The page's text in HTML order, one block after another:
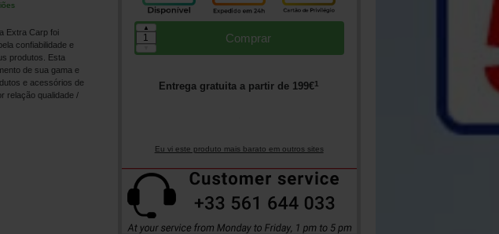
Extra Carp foi
confiabilidade e
produtos. Esta
de sua gama e
e acessórios de
relação qualidade /
Comprar
▲
Entrega gratuita a partir de 199€1
Eu vi este produto mais barato em outros sites